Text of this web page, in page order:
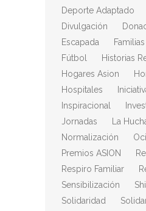
Deporte Adaptado
Divulgación
Escapada
Familias
Fútbol
Historias
Hogares Asion
Hospitales
Inspiracional
Jornadas
La
Normalización
Premios ASION
Respiro Familiar
Sensibilización
Solidaridad